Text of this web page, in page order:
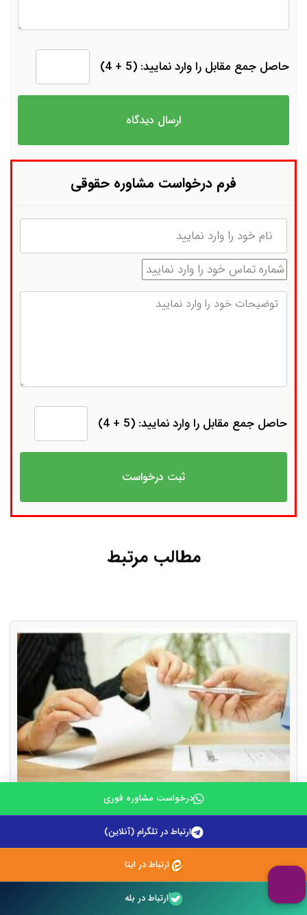
حاصل جمع مقابل را وارد نمایید: (5 + 4)
فرم درخواست مشاوره حقوقی
نام
شماره تماس
توضیحات
حاصل جمع مقابل را وارد نمایید: (5 + 4)
مطالب مرتبط
فسخ قرارداد خرید آپارتمان به دلیل تأخیر در تحویل
خرید آپارتمان یکی از مهم ترین معاملات مالی هر فرد به شمار
درخواست مشاوره فوری
ارتباط در تلگرام (آنلاین)
ارتباط در ایتا
ارتباط در بله